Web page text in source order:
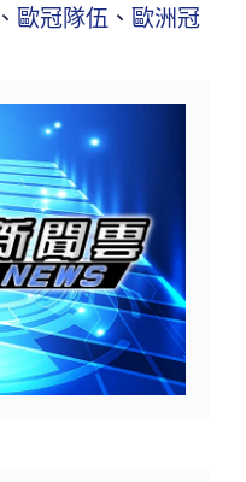
、 歐冠隊伍 、 歐洲冠